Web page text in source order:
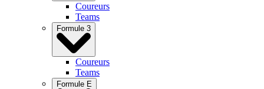
Coureurs
Teams
Formule 3
Coureurs
Teams
Formule E